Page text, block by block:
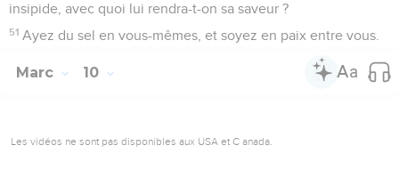
insipide, avec quoi lui rendra-t-on sa saveur ?
51 Ayez du sel en vous-mêmes, et soyez en paix entre vous.
Marc 10
Les vidéos ne sont pas disponibles aux USA et C anada.